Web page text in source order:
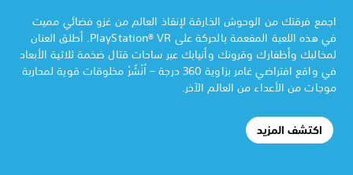
اجمع فرقتك من الوحوش الخارقة لإنقاذ العالم من غزو فضائي مميت
في هذه اللعبة المفعمة بالحركة على PlayStation® VR. أطلق العنان
لمخالبك وأظفارك وقرونك وأنيابك عبر ساحات قتال ضخمة ثلاثية الأبعاد
في واقع افتراضي غامر بزاوية 360 درجة – اُنْشُرْ مخلوقات قوية لمحاربة
موجات من الأعداء من العالم الآخر.
اكتشف المزيد